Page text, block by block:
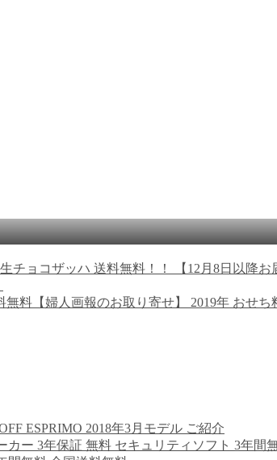
【婦人画報のお取り寄せ】 2019年 おせ
ESPRIMO 2018年3月モデル ご紹介